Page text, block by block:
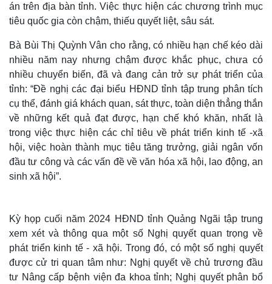
án trên địa bàn tỉnh. Việc thực hiện các chương trình mục
tiêu quốc gia còn chậm, thiếu quyết liệt, sâu sát.
Bà Bùi Thị Quỳnh Vân cho rằng, có nhiều hạn chế kéo dài
nhiều năm nay nhưng chậm được khắc phục, chưa có
nhiều chuyển biến, đã và đang cản trở sự phát triển của
tỉnh: “Đề nghị các đại biểu HĐND tỉnh tập trung phân tích
cụ thể, đánh giá khách quan, sát thực, toàn diện thẳng thắn
về những kết quả đạt được, hạn chế khó khăn, nhất là
trong việc thực hiện các chỉ tiêu về phát triển kinh tế -xã
hội, việc hoàn thành mục tiêu tăng trưởng, giải ngân vốn
đầu tư công và các vấn đề về văn hóa xã hội, lao động, an
sinh xã hội”.
Kỳ họp cuối năm 2024 HĐND tỉnh Quảng Ngãi tập trung
xem xét và thông qua một số Nghị quyết quan trọng về
phát triển kinh tế - xã hội. Trong đó, có một số nghị quyết
được cử tri quan tâm như: Nghị quyết về chủ trương đầu
tư Nâng cấp bệnh viện đa khoa tỉnh; Nghị quyết phân bổ